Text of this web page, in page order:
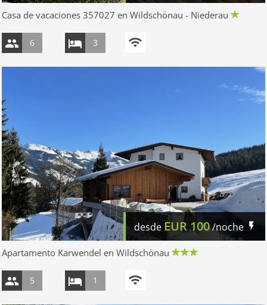
Casa de vacaciones 357027 en Wildschönau - Niederau
6 3
desde EUR100/noche
Apartamento Karwendel en Wildschönau
5 1